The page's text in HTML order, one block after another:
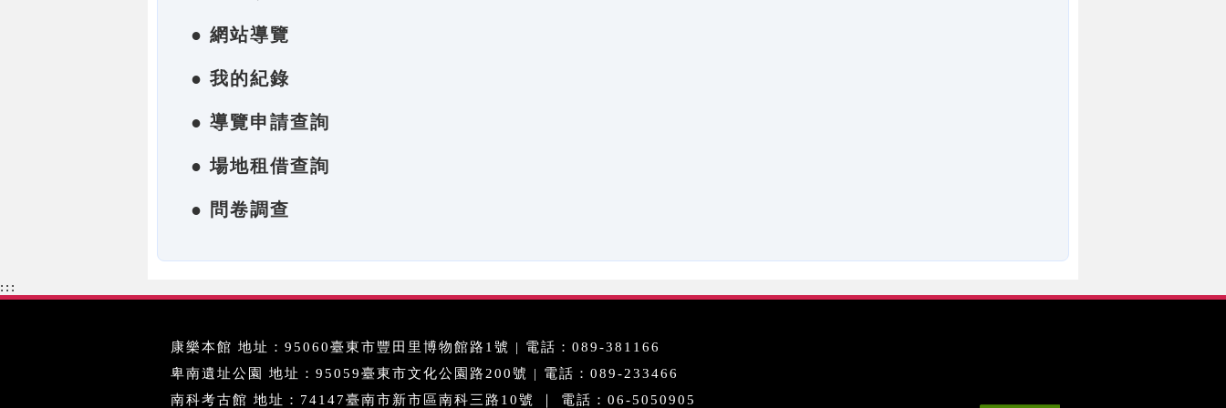
● 網站導覽
● 我的紀錄
● 導覽申請查詢
● 場地租借查詢
● 問卷調查
:::
康樂本館 地址：95060臺東市豐田里博物館路1號 | 電話：089-381166
卑南遺址公園 地址：95059臺東市文化公園路200號 | 電話：089-233466
南科考古館 地址：74147臺南市新市區南科三路10號 ｜ 電話：06-5050905